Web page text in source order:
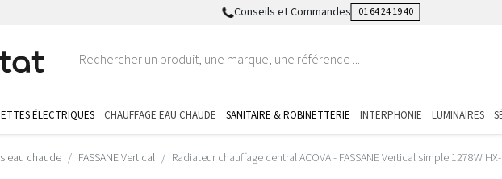
Conseils et Commandes 01 64 24 19 40
ÉLECTRIQUES CHAUFFAGE EAU CHAUDE SANITAIRE & ROBINETTERIE INTERPHONIE LUMINAIRES
eau chaude FASSANE Vertical Radiateur chauffage central ACOVA - FASSANE Vertical simple 1278W